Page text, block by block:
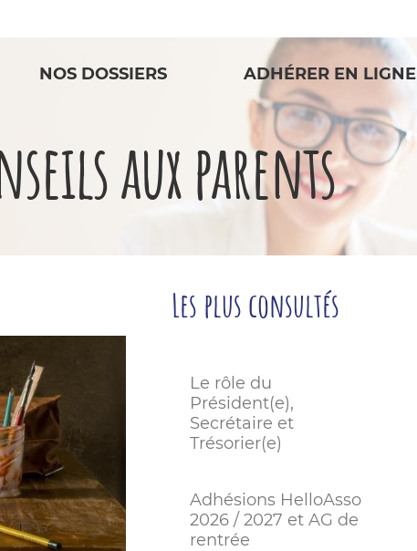
NOS DOSSIERS ADHÉRER EN LIGNE
aux parents
Les plus consultés
Le rôle du
Président(e),
Secrétaire et
Trésorier(e)
Adhésions HelloAsso
2026 / 2027 et AG de
rentrée